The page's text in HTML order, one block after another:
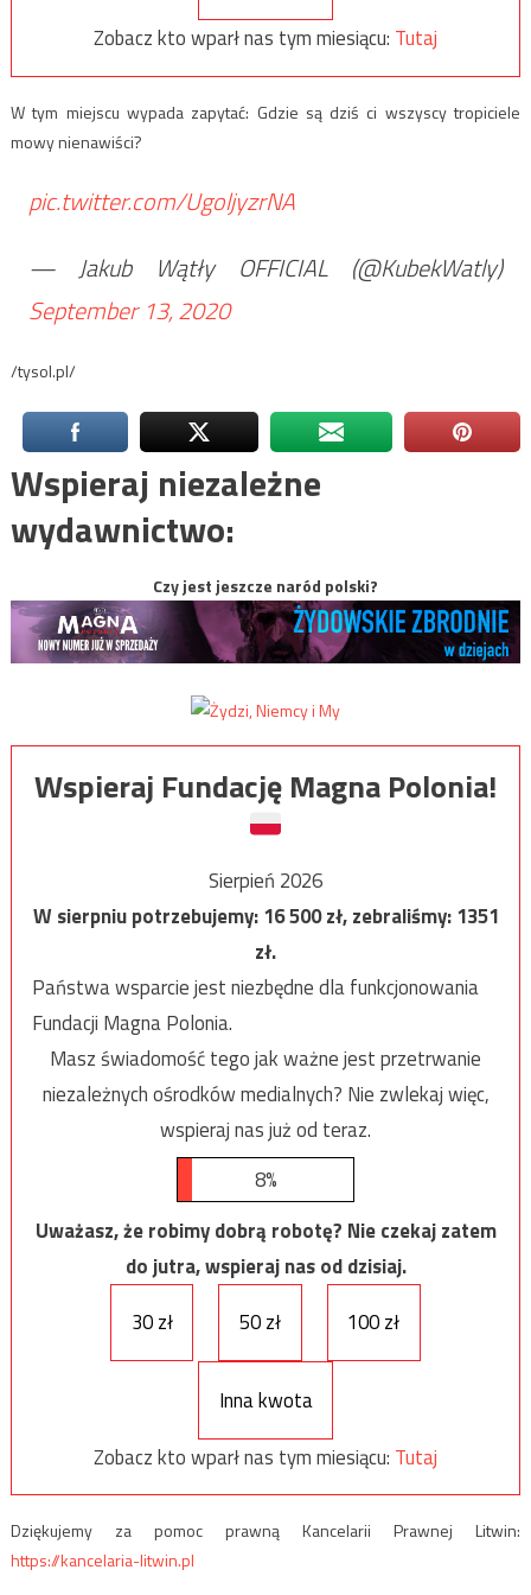
Zobacz kto wparł nas tym miesiącu: Tutaj
W tym miejscu wypada zapytać: Gdzie są dziś ci wszyscy tropiciele
mowy nienawiści?
pic.twitter.com/UgoljyzrNA
— Jakub Wątły OFFICIAL (@KubekWatly)
September 13, 2020
/tysol.pl/
Wspieraj niezależne
wydawnictwo:
Czy jest jeszcze naród polski?
Wspieraj Fundację Magna Polonia!
Sierpień 2026
W sierpniu potrzebujemy:16 500zł, zebraliśmy:1351
zł.
Państwa wsparcie jest niezbędne dla funkcjonowania
Fundacji Magna Polonia.
Masz świadomość tego jak ważne jest przetrwanie
niezależnych ośrodków medialnych? Nie zwlekaj więc,
wspieraj nas już od teraz.
8%
Uważasz, że robimy dobrą robotę? Nie czekaj zatem
do jutra, wspieraj nas od dzisiaj.
30 zł
50 zł 100 zł
Inna kwota
Zobacz kto wparł nas tym miesiącu: Tutaj
Dziękujemy za pomoc prawną Kancelarii Prawnej Litwin:
https://kancelaria-litwin.pl